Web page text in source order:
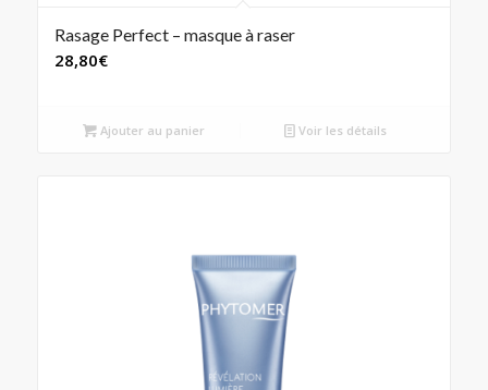
Rasage Perfect – masque à raser
28,80€
Ajouter au panier Voir les détails